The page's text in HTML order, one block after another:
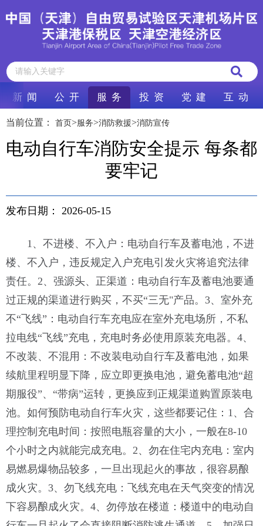
新 闻 公 开 服 务 投 资 党 建 互 动
当前位置： 首页>服务>消防救援>消防宣传
电动自行车消防安全提示 每条都
要牢记
发布日期： 2026-05-15
1、不进楼、不入户：电动自行车及蓄电池，不进
楼、不入户，违反规定入户充电引发火灾将追究法律
责任。2、强源头、正渠道：电动自行车及蓄电池要通
过正规的渠道进行购买，不买“三无"产品。3、室外充
不“飞线”：电动自行车充电应在室外充电场所，不私
拉电线“飞线”充电，充电时务必使用原装充电器。4、
不改装、不混用：不改装电动自行车及蓄电池，如果
续航里程明显下降，应立即更换电池，避免蓄电池“超
期服役”、“带病”运转，更换应到正规渠道购置原装电
池。 如何预防电动自行车火灾，这些都要记住：1、合
理控制充电时间：按照电瓶容量的大小，一般在8-10
个小时之内就能完成充电。2、勿在住宅内充电：室内
易燃易爆物品较多，一旦出现起火的事故，很容易酿
成火灾。3、勿飞线充电：飞线充电在天气突变的情况
下容易酿成火灾。4、勿停放在楼道：楼道中的电动自